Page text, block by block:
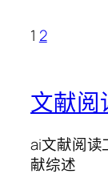
1 2
文献阅
ai文献阅读
献综述